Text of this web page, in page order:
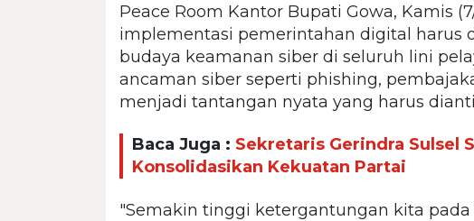
Peace Room Kantor Bupati Gowa, Kamis
implementasi pemerintahan digital harus
budaya keamanan siber di seluruh lini
ancaman siber seperti phishing,
menjadi tantangan nyata yang harus
Baca Juga : Sekretaris Gerindra Sulsel
Konsolidasikan Kekuatan Partai
"Semakin tinggi ketergantungan kita